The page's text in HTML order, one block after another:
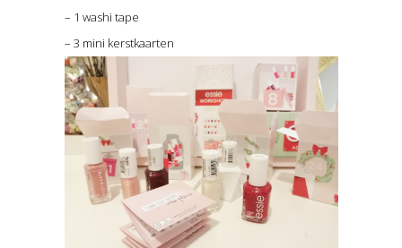
– 1 washi tape
– 3 mini kerstkaarten